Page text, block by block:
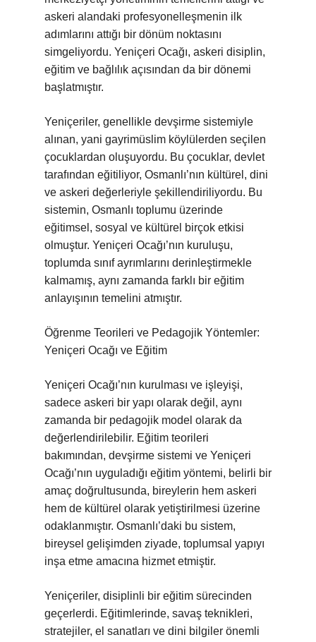
askeri alandaki profesyonelleşmenin ilk
adımlarını attığı bir dönüm noktasını
simgeliyordu. Yeniçeri Ocağı, askeri disiplin,
eğitim ve bağlılık açısından da bir dönemi
başlatmıştır.
Yeniçeriler, genellikle devşirme sistemiyle
alınan, yani gayrimüslim köylülerden seçilen
çocuklardan oluşuyordu. Bu çocuklar, devlet
tarafından eğitiliyor, Osmanlı’nın kültürel, dini
ve askeri değerleriyle şekillendiriliyordu. Bu
sistemin, Osmanlı toplumu üzerinde
eğitimsel, sosyal ve kültürel birçok etkisi
olmuştur. Yeniçeri Ocağı’nın kuruluşu,
toplumda sınıf ayrımlarını derinleştirmekle
kalmamış, aynı zamanda farklı bir eğitim
anlayışının temelini atmıştır.
Öğrenme Teorileri ve Pedagojik Yöntemler:
Yeniçeri Ocağı ve Eğitim
Yeniçeri Ocağı’nın kurulması ve işleyişi,
sadece askeri bir yapı olarak değil, aynı
zamanda bir pedagojik model olarak da
değerlendirilebilir. Eğitim teorileri
bakımından, devşirme sistemi ve Yeniçeri
Ocağı’nın uyguladığı eğitim yöntemi, belirli bir
amaç doğrultusunda, bireylerin hem askeri
hem de kültürel olarak yetiştirilmesi üzerine
odaklanmıştır. Osmanlı’daki bu sistem,
bireysel gelişimden ziyade, toplumsal yapıyı
inşa etme amacına hizmet etmiştir.
Yeniçeriler, disiplinli bir eğitim sürecinden
geçerlerdi. Eğitimlerinde, savaş teknikleri,
stratejiler, el sanatları ve dini bilgiler önemli